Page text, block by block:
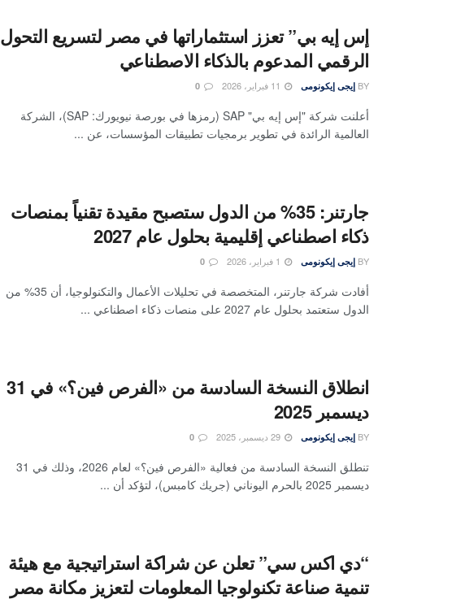
إس إيه بي” تعزز استثماراتها في مصر لتسريع التحول
الرقمي المدعوم بالذكاء الاصطناعي
BY إيجى إيكونومى
أعلنت شركة "إس إيه بي" SAP (رمزها في بورصة نيويورك: SAP)، الشركة
العالمية الرائدة في تطوير برمجيات تطبيقات المؤسسات، عن ...
جارتنر: 35% من الدول ستصبح مقيدة تقنياً بمنصات
ذكاء اصطناعي إقليمية بحلول عام 2027
BY إيجى إيكونومى
أفادت شركة جارتنر، المتخصصة في تحليلات الأعمال والتكنولوجيا، أن 35% من
الدول ستعتمد بحلول عام 2027 على منصات ذكاء اصطناعي ...
انطلاق النسخة السادسة من «الفرص فين؟» في 31
ديسمبر 2025
BY إيجى إيكونومى
تنطلق النسخة السادسة من فعالية «الفرص فين؟» لعام 2026، وذلك في 31
ديسمبر 2025 بالحرم اليوناني (جريك كامبس)، لتؤكد أن ...
“دي اكس سي” تعلن عن شراكة استراتيجية مع هيئة
تنمية صناعة تكنولوجيا المعلومات لتعزيز مكانة مصر